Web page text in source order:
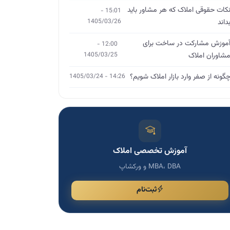
نکات حقوقی املاک که هر مشاور باید
بداند
15:01 -
1405/03/26
آموزش مشارکت در ساخت برای
مشاوران املاک
12:00 -
1405/03/25
چگونه از صفر وارد بازار املاک شویم؟ 14:26 - 1405/03/24
آموزش تخصصی املاک
MBA، DBA و ورکشاپ
ثبت‌نام